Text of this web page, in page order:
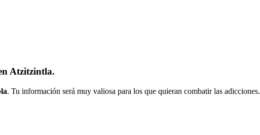
Atzitzintla.
. Tu información será muy valiosa para los que quieran combatir las adicciones.